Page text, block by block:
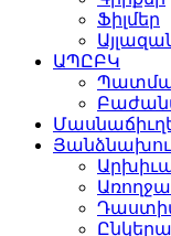
Ֆիլմեր
ԱՊԸԲԿ